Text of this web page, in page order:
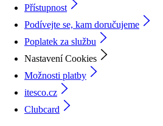
Přístupnost
Podívejte se, kam doručujeme
Poplatek za službu
Nastavení Cookies
Možnosti platby
itesco.cz
Clubcard